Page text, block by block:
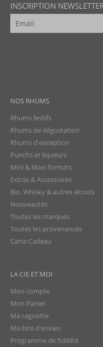
INSCRIPTION
NOS RHUMS
Rhums festifs
Rhums de dégustation
Rhums d'exception
Punchs et liqueurs
Mini & Maxi formats
Extras & Accessoires
Bio, Whisky & autres alcools
Nouveautés
Toutes les marques
Toutes les provenances
Carte Cadeau
LA CIE ET MOI
Mon compte
Mon Panier
Ma cagnotte
Ma liste d'envies
Programme de fidélité